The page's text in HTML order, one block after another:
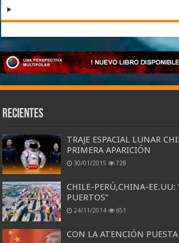
Recientes
TRAJE ESPACIAL LUNAR
PRIMERA APARICIÓN
30/01/2015 728
CHILE-PERÚ,CHINA-EE.UU:
PUERTOS”
24/11/2014 651
CON LA ATENCIÓN